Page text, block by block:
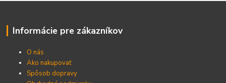
Informácie pre zákazníkov
O nás
Ako nakupovať
Spôsob dopravy